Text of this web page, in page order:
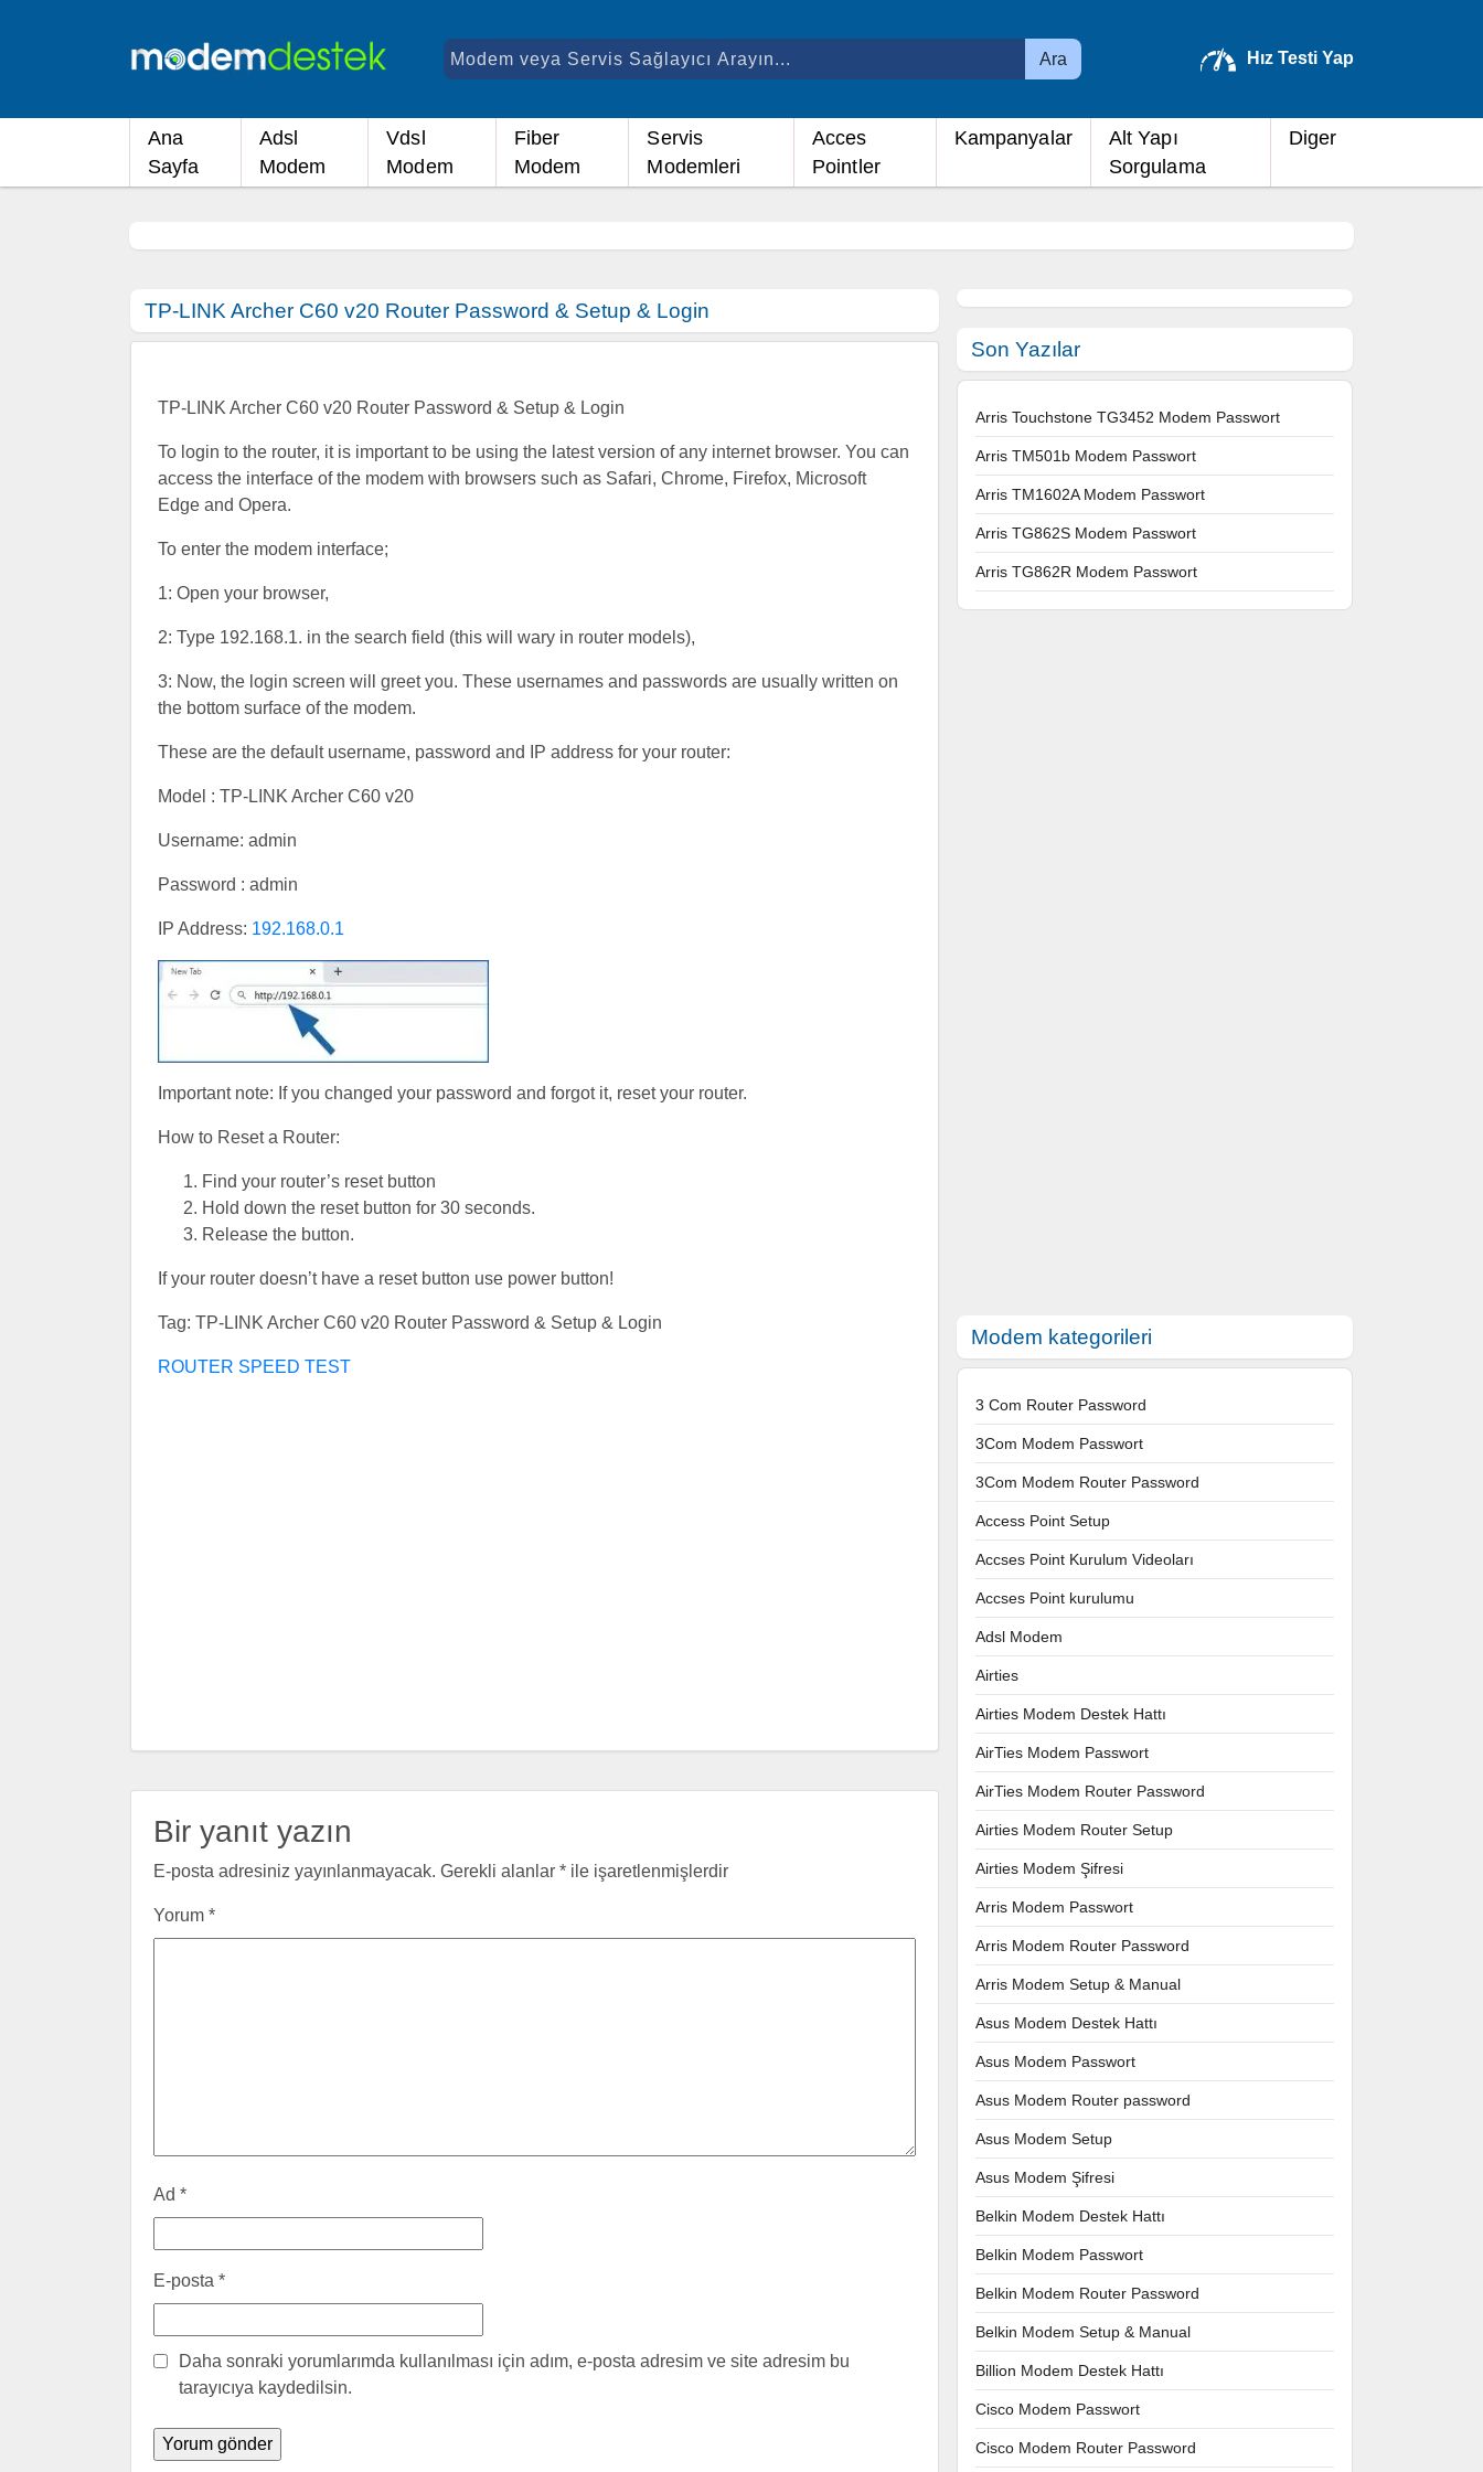
Ara Hız Testi Yap
Ana
Sayfa
Adsl
Modem
Vdsl
Modem
Fiber
Modem
Servis
Modemleri
Acces
Pointler
Kampanyalar
Alt Yapı
Sorgulama
Diger
TP-LINK Archer C60 v20 Router Password & Setup & Login
TP-LINK Archer C60 v20 Router Password & Setup & Login
To login to the router, it is important to be using the latest version of any internet browser. You can
access the interface of the modem with browsers such as Safari, Chrome, Firefox, Microsoft
Edge and Opera.
To enter the modem interface;
1: Open your browser,
2: Type 192.168.1. in the search field (this will wary in router models),
3: Now, the login screen will greet you. These usernames and passwords are usually written on
the bottom surface of the modem.
These are the default username, password and IP address for your router:
Model : TP-LINK Archer C60 v20
Username: admin
Password : admin
IP Address: 192.168.0.1
Important note: If you changed your password and forgot it, reset your router.
How to Reset a Router:
Find your router’s reset button
Hold down the reset button for 30 seconds.
Release the button.
If your router doesn’t have a reset button use power button!
Tag: TP-LINK Archer C60 v20 Router Password & Setup & Login
ROUTER SPEED TEST
Bir yanıt yazın
E-posta adresiniz yayınlanmayacak. Gerekli alanlar * ile işaretlenmişlerdir
Yorum *
Ad *
E-posta *
Daha sonraki yorumlarımda kullanılması için adım, e-posta adresim ve site adresim bu
tarayıcıya kaydedilsin.
Son Yazılar
Arris Touchstone TG3452 Modem Passwort
Arris TM501b Modem Passwort
Arris TM1602A Modem Passwort
Arris TG862S Modem Passwort
Arris TG862R Modem Passwort
Modem kategorileri
3 Com Router Password
3Com Modem Passwort
3Com Modem Router Password
Access Point Setup
Accses Point Kurulum Videoları
Accses Point kurulumu
Adsl Modem
Airties
Airties Modem Destek Hattı
AirTies Modem Passwort
AirTies Modem Router Password
Airties Modem Router Setup
Airties Modem Şifresi
Arris Modem Passwort
Arris Modem Router Password
Arris Modem Setup & Manual
Asus Modem Destek Hattı
Asus Modem Passwort
Asus Modem Router password
Asus Modem Setup
Asus Modem Şifresi
Belkin Modem Destek Hattı
Belkin Modem Passwort
Belkin Modem Router Password
Belkin Modem Setup & Manual
Billion Modem Destek Hattı
Cisco Modem Passwort
Cisco Modem Router Password